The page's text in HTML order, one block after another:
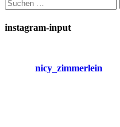
nach:
instagram-input
nicy_zimmerlein